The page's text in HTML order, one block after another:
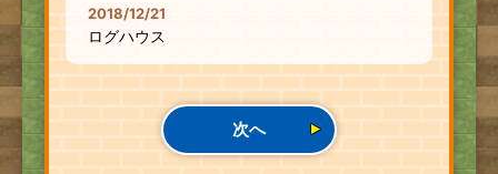
2018/12/21
ログハウス
次へ